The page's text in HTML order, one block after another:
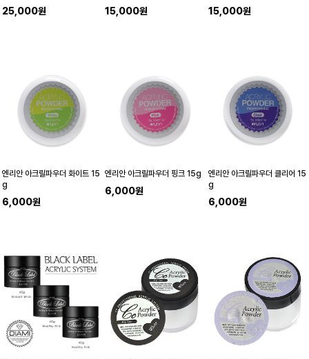
25,000원 15,000원 15,000원
엔리안 아크릴파우더 화이트 15
g
6,000원
엔리안 아크릴파우더 핑크 15g
6,000원
엔리안 아크릴파우더 클리어 15
g
6,000원